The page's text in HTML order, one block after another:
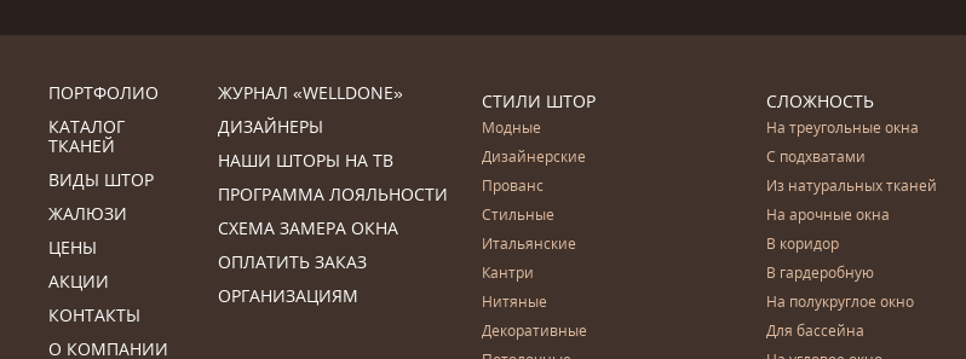
ПОРТФОЛИО
КАТАЛОГ
ТКАНЕЙ
ВИДЫ ШТОР
ЖАЛЮЗИ
ЦЕНЫ
АКЦИИ
КОНТАКТЫ
О КОМПАНИИ
ЖУРНАЛ «WELLDONE»
ДИЗАЙНЕРЫ
НАШИ ШТОРЫ НА ТВ
ПРОГРАММА ЛОЯЛЬНОСТИ
СХЕМА ЗАМЕРА ОКНА
ОПЛАТИТЬ ЗАКАЗ
ОРГАНИЗАЦИЯМ
СТИЛИ ШТОР
Модные
Дизайнерские
Прованс
Стильные
Итальянские
Кантри
Нитяные
Декоративные
СЛОЖНОСТЬ
На треугольные окна
С подхватами
Из натуральных тканей
На арочные окна
В коридор
В гардеробную
На полукруглое окно
Для бассейна